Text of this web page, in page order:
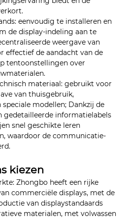
eenvoudig te installeren en
de display-indeling aan te
weergave van
effectief de aandacht van de
tentoonstellingen over
materiaal: gebruikt voor
van thuisgebruik,
modellen; Dankzij de
gedetailleerde informatielabels
snel geschikte leren
waardoor de communicatie-
kiezen
Zhongbo heeft een rijke
commerciële displays, met de
van displaystandaards
materialen, met volwassen